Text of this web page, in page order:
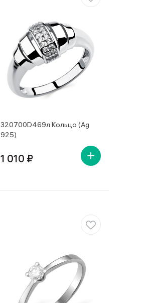
320700D469л Кольцо (Ag
925)
1 010 ₽